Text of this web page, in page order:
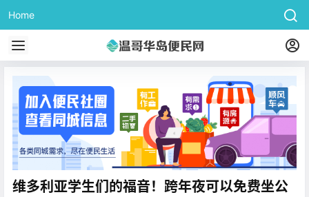
Home
维多利亚学生们的福音！跨年夜可以免费坐公